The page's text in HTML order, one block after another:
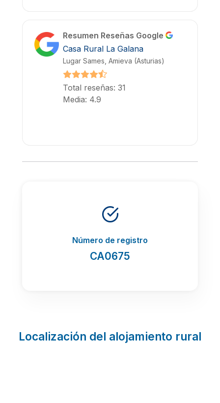
Resumen Reseñas Google
Casa Rural La Galana
Lugar Sames, Amieva (Asturias)
Total reseñas: 31
Media: 4.9
Número de registro
CA0675
Localización del alojamiento rural